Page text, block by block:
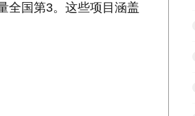
全国第3。这些项目涵盖